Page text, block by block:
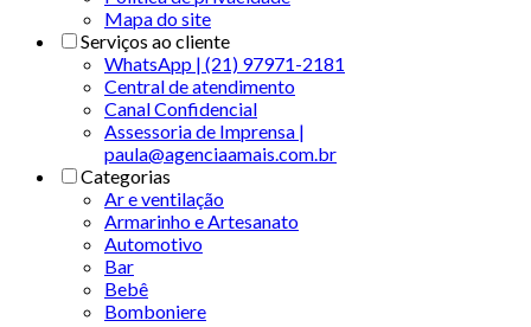
Mapa do site
Serviços ao cliente
WhatsApp | (21) 97971-2181
Central de atendimento
Canal Confidencial
Assessoria de Imprensa |
paula@agenciaamais.com.br
Categorias
Ar e ventilação
Armarinho e Artesanato
Automotivo
Bar
Bebê
Bomboniere